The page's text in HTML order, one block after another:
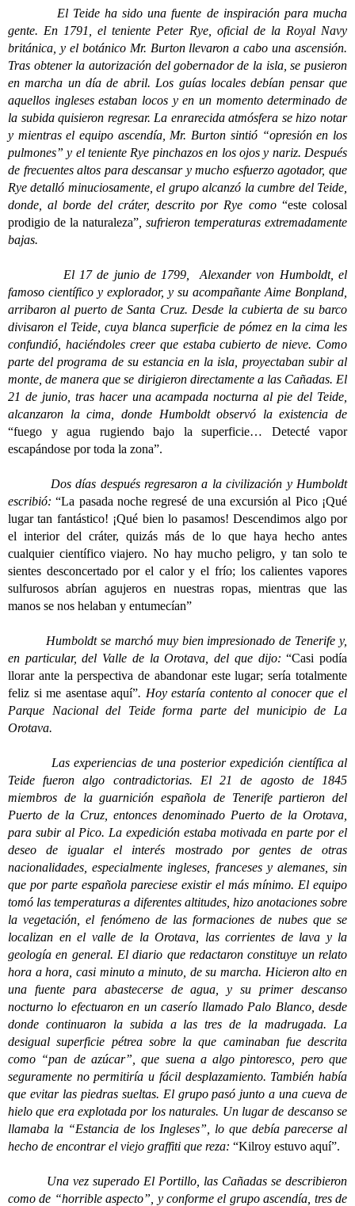
El Teide ha sido una fuente de inspiración para mucha
gente. En 1791, el teniente Peter Rye, oficial de la Royal Navy
británica, y el botánico Mr. Burton llevaron a cabo una ascensión.
Tras obtener la autorización del gobernador de la isla, se pusieron
en marcha un día de abril. Los guías locales debían pensar que
aquellos ingleses estaban locos y en un momento determinado de
la subida quisieron regresar. La enrarecida atmósfera se hizo notar
y mientras el equipo ascendía, Mr. Burton sintió “opresión en los
pulmones” y el teniente Rye pinchazos en los ojos y nariz. Después
de frecuentes altos para descansar y mucho esfuerzo agotador, que
Rye detalló minuciosamente, el grupo alcanzó la cumbre del Teide,
donde, al borde del cráter, descrito por Rye como “este colosal
prodigio de la naturaleza” , sufrieron temperaturas extremadamente
bajas.
El 17 de junio de 1799, Alexander von Humboldt, el
famoso científico y explorador, y su acompañante Aime Bonpland,
arribaron al puerto de Santa Cruz. Desde la cubierta de su barco
divisaron el Teide, cuya blanca superficie de pómez en la cima les
confundió, haciéndoles creer que estaba cubierto de nieve. Como
parte del programa de su estancia en la isla, proyectaban subir al
monte, de manera que se dirigieron directamente a las Cañadas. El
21 de junio, tras hacer una acampada nocturna al pie del Teide,
alcanzaron la cima, donde Humboldt observó la existencia de
“fuego y agua rugiendo bajo la superficie… Detecté vapor
escapándose por toda la zona”.
Dos días después regresaron a la civilización y Humboldt
escribió:“La pasada noche regresé de una excursión al Pico ¡Qué
lugar tan fantástico! ¡Qué bien lo pasamos! Descendimos algo por
el interior del cráter, quizás más de lo que haya hecho antes
cualquier científico viajero. No hay mucho peligro, y tan solo te
sientes desconcertado por el calor y el frío; los calientes vapores
sulfurosos abrían agujeros en nuestras ropas, mientras que las
manos se nos helaban y entumecían”
Humboldt se marchó muy bien impresionado de Tenerife y,
en particular, del Valle de la Orotava, del que dijo:“Casi podía
llorar ante la perspectiva de abandonar este lugar; sería totalmente
feliz si me asentase aquí”. Hoy estaría contento al conocer que el
Parque Nacional del Teide forma parte del municipio de La
Orotava.
Las experiencias de una posterior expedición científica al
Teide fueron algo contradictorias. El 21 de agosto de 1845
miembros de la guarnición española de Tenerife partieron del
Puerto de la Cruz, entonces denominado Puerto de la Orotava,
para subir al Pico. La expedición estaba motivada en parte por el
deseo de igualar el interés mostrado por gentes de otras
nacionalidades, especialmente ingleses, franceses y alemanes, sin
que por parte española pareciese existir el más mínimo. El equipo
tomó las temperaturas a diferentes altitudes, hizo anotaciones sobre
la vegetación, el fenómeno de las formaciones de nubes que se
localizan en el valle de la Orotava, las corrientes de lava y la
geología en general. El diario que redactaron constituye un relato
hora a hora, casi minuto a minuto, de su marcha. Hicieron alto en
una fuente para abastecerse de agua, y su primer descanso
nocturno lo efectuaron en un caserío llamado Palo Blanco, desde
donde continuaron la subida a las tres de la madrugada. La
desigual superficie pétrea sobre la que caminaban fue descrita
como “pan de azúcar”, que suena a algo pintoresco, pero que
seguramente no permitiría u fácil desplazamiento. También había
que evitar las piedras sueltas. El grupo pasó junto a una cueva de
hielo que era explotada por los naturales. Un lugar de descanso se
llamaba la “Estancia de los Ingleses”, lo que debía parecerse al
hecho de encontrar el viejo graffiti que reza: “Kilroy estuvo aquí”.
Una vez superado El Portillo, las Cañadas se describieron
como de “horrible aspecto”, y conforme el grupo ascendía, tres de